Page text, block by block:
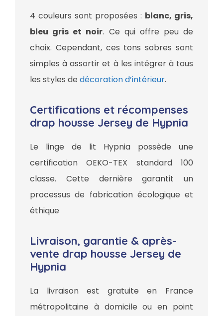
4 couleurs sont proposées : blanc, gris,
bleu gris et noir. Ce qui offre peu de
choix. Cependant, ces tons sobres sont
simples à assortir et à les intégrer à tous
les styles de décoration d’intérieur.
Certifications et récompenses
drap housse Jersey de Hypnia
Le linge de lit Hypnia possède une
certification OEKO-TEX standard 100
classe. Cette dernière garantit un
processus de fabrication écologique et
éthique
Livraison, garantie & après-
vente drap housse Jersey de
Hypnia
La livraison est gratuite en France
métropolitaine à domicile ou en point